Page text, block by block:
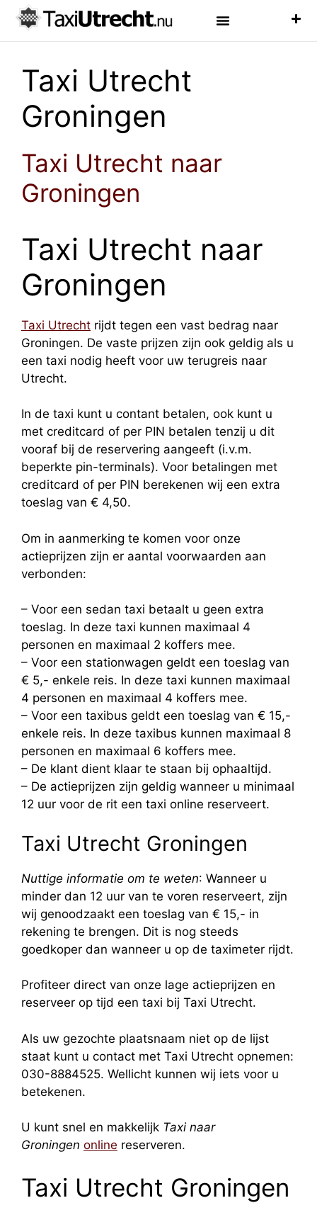
Taxi Utrecht
Groningen
Taxi Utrecht naar
Groningen
Taxi Utrecht naar
Groningen
Taxi Utrecht rijdt tegen een vast bedrag naar
Groningen. De vaste prijzen zijn ook geldig als u
een taxi nodig heeft voor uw terugreis naar
Utrecht.
In de taxi kunt u contant betalen, ook kunt u
met creditcard of per PIN betalen tenzij u dit
vooraf bij de reservering aangeeft (i.v.m.
beperkte pin-terminals). Voor betalingen met
creditcard of per PIN berekenen wij een extra
toeslag van € 4,50.
Om in aanmerking te komen voor onze
actieprijzen zijn er aantal voorwaarden aan
verbonden:
– Voor een sedan taxi betaalt u geen extra
toeslag. In deze taxi kunnen maximaal 4
personen en maximaal 2 koffers mee.
– Voor een stationwagen geldt een toeslag van
€ 5,- enkele reis. In deze taxi kunnen maximaal
4 personen en maximaal 4 koffers mee.
– Voor een taxibus geldt een toeslag van € 15,-
enkele reis. In deze taxibus kunnen maximaal 8
personen en maximaal 6 koffers mee.
– De klant dient klaar te staan bij ophaaltijd.
– De actieprijzen zijn geldig wanneer u minimaal
12 uur voor de rit een taxi online reserveert.
Taxi Utrecht Groningen
Nuttige informatie om te weten: Wanneer u
minder dan 12 uur van te voren reserveert, zijn
wij genoodzaakt een toeslag van € 15,- in
rekening te brengen. Dit is nog steeds
goedkoper dan wanneer u op de taximeter rijdt.
Profiteer direct van onze lage actieprijzen en
reserveer op tijd een taxi bij Taxi Utrecht.
Als uw gezochte plaatsnaam niet op de lijst
staat kunt u contact met Taxi Utrecht opnemen:
030-8884525. Wellicht kunnen wij iets voor u
betekenen.
U kunt snel en makkelijk Taxi naar
Groningen online reserveren.
Taxi Utrecht Groningen